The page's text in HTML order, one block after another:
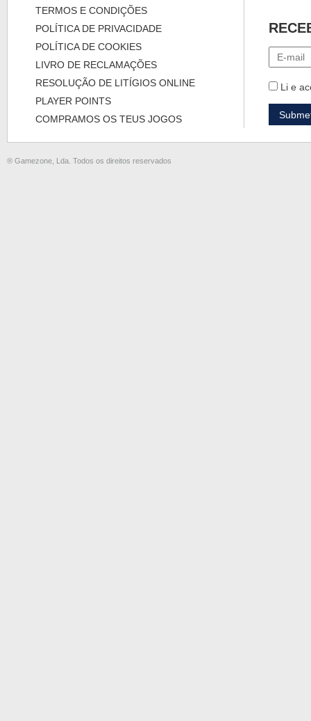
TERMOS E CONDIÇÕES
POLÍTICA DE PRIVACIDADE
POLÍTICA DE COOKIES
LIVRO DE RECLAMAÇÕES
RESOLUÇÃO DE LITÍGIOS ONLINE
PLAYER POINTS
COMPRAMOS OS TEUS JOGOS
Li e
® Gamezone, Lda. Todos os direitos reservados